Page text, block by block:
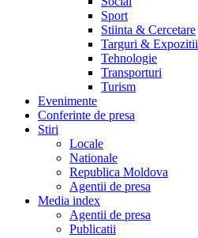
Sport
Stiinta & Cercetare
Targuri & Expozitii
Tehnologie
Transporturi
Turism
Evenimente
Conferinte de presa
Stiri
Locale
Nationale
Republica Moldova
Agentii de presa
Media index
Agentii de presa
Publicatii